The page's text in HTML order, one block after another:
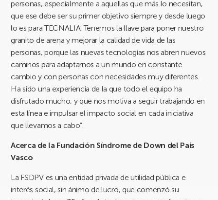
personas, especialmente a aquellas que más lo necesitan,
que ese debe ser su primer objetivo siempre y desde luego
lo es para TECNALIA. Tenemos la llave para poner nuestro
granito de arena y mejorar la calidad de vida de las
personas, porque las nuevas tecnologías nos abren nuevos
caminos para adaptarnos a un mundo en constante
cambio y con personas con necesidades muy diferentes.
Ha sido una experiencia de la que todo el equipo ha
disfrutado mucho, y que nos motiva a seguir trabajando en
esta línea e impulsar el impacto social en cada iniciativa
que llevamos a cabo”.
Acerca de la Fundación Síndrome de Down del País
Vasco
La FSDPV es una entidad privada de utilidad pública e
interés social, sin ánimo de lucro, que comenzó su